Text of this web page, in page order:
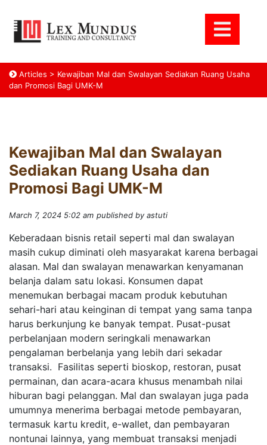
Articles > Kewajiban Mal dan Swalayan Sediakan Ruang Usaha
dan Promosi Bagi UMK-M
Kewajiban Mal dan Swalayan
Sediakan Ruang Usaha dan
Promosi Bagi UMK-M
March 7, 2024 5:02 am published by astuti
Keberadaan bisnis retail seperti mal dan swalayan
masih cukup diminati oleh masyarakat karena berbagai
alasan. Mal dan swalayan menawarkan kenyamanan
belanja dalam satu lokasi. Konsumen dapat
menemukan berbagai macam produk kebutuhan
sehari-hari atau keinginan di tempat yang sama tanpa
harus berkunjung ke banyak tempat. Pusat-pusat
perbelanjaan modern seringkali menawarkan
pengalaman berbelanja yang lebih dari sekadar
transaksi. Fasilitas seperti bioskop, restoran, pusat
permainan, dan acara-acara khusus menambah nilai
hiburan bagi pelanggan. Mal dan swalayan juga pada
umumnya menerima berbagai metode pembayaran,
termasuk kartu kredit, e-wallet, dan pembayaran
nontunai lainnya, yang membuat transaksi menjadi